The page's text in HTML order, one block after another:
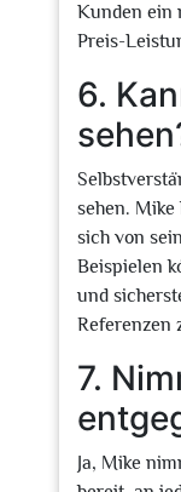
Kunden ein
Preis-
6.
sehen.
sich von
Beispielen
und
Referenzen
7.
Ja, Mike